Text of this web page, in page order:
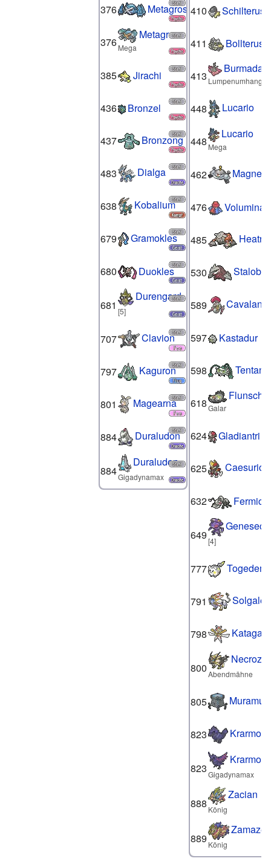
376 Metagross
376
Metagross
Mega
385 Jirachi
436 Bronzel
437 Bronzong
483 Dialga
638 Kobalium
679 Gramokles
680 Duokles
681
Durengard
[5]
707 Clavion
797 Kaguron
801 Magearna
884 Duraludon
884
Duraludon
Gigadynamax
410 Schilterus
411 Bollterus
413 Lumpenumhang
448 Lucario
448
Lucario
Mega
462
476 Voluminas
485
530 Stalobor
589
597 Kastadur
598
618Galar
624 Gladiantri
625 Caesurio
632
649
Genesect
[4]
777
791 Solgaleo
798
800Abendmähne
805
823 Krarmor
823
Krarmor
Gigadynamax
888
Zacian
König
889 König